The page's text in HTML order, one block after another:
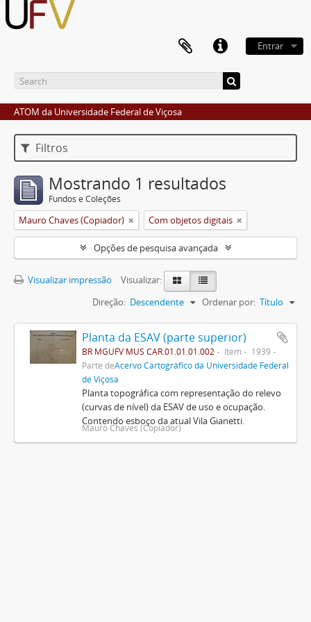
Entrar
ATOM da Universidade Federal de Viçosa
Filtros
Mostrando 1 resultados
Fundos e Coleções
Mauro Chaves (Copiador) Com objetos digitais
Opções de pesquisa avançada
Visualizar impressão
Visualizar:
Ordenar por: Título
Direção: Descendente
Planta da ESAV (parte superior)
BR MGUFV MUS CAR.01.01.01.002 Item
1939
Parte deAcervo Cartográfico da Universidade Federal
de Viçosa
Planta topográfica com representação do relevo
(curvas de nível) da ESAV de uso e ocupação.
Contendo esboço da atual Vila Gianetti.
Mauro Chaves (Copiador)